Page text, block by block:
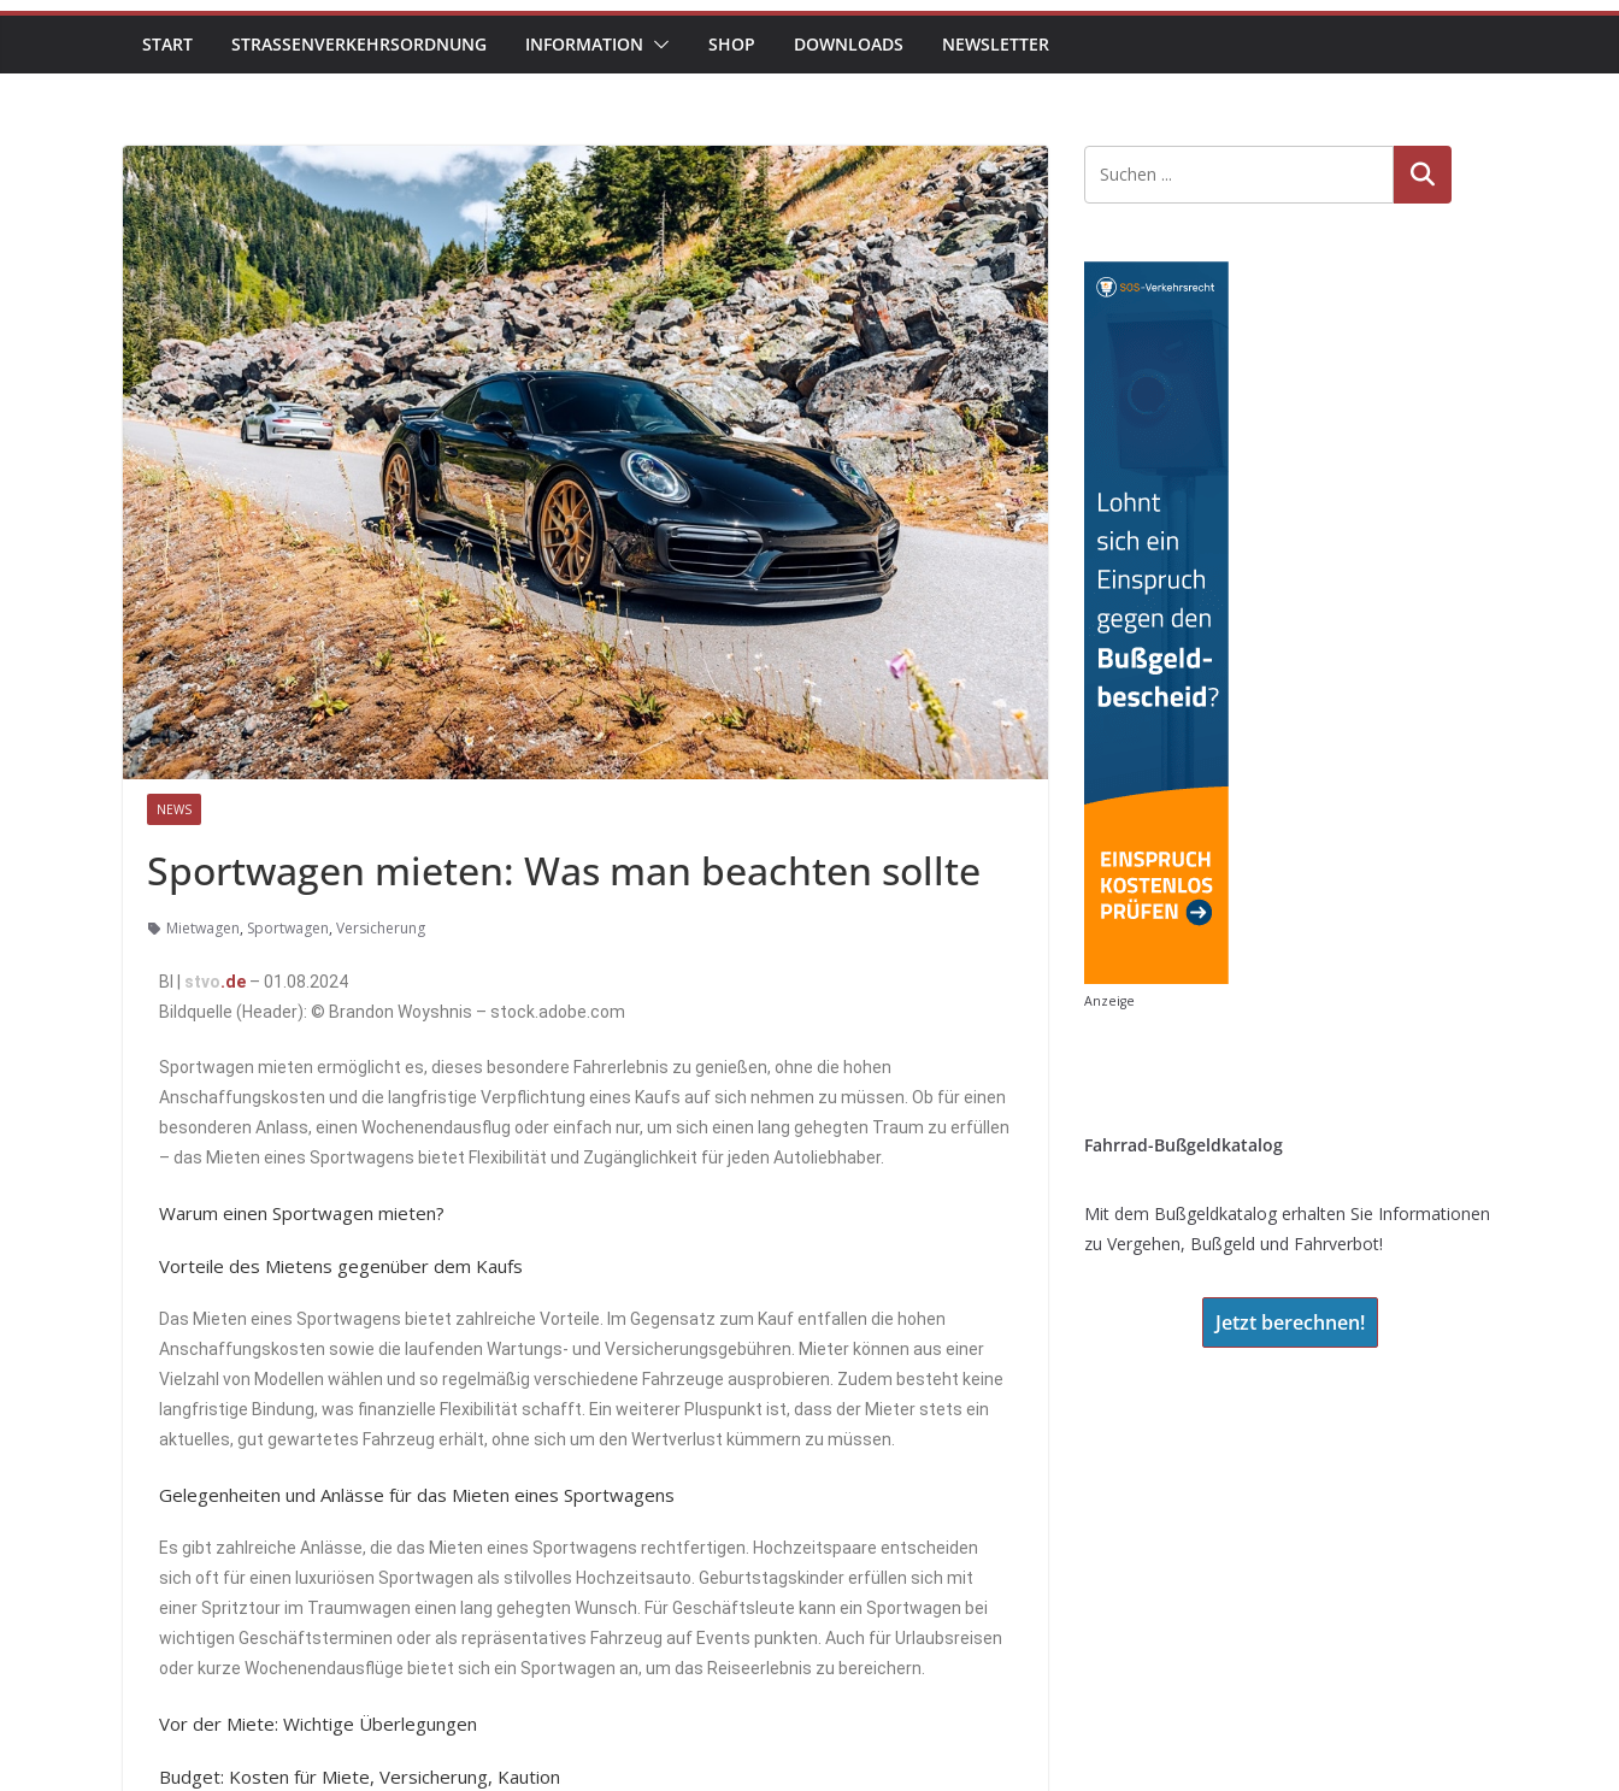
START STRASSENVERKEHRSORDNUNG INFORMATION SHOP DOWNLOADS NEWSLETTER
NEWS
Sportwagen mieten: Was man beachten sollte
Mietwagen, Sportwagen, Versicherung
BI | stvo.de – 01.08.2024
Bildquelle (Header): © Brandon Woyshnis – stock.adobe.com
Sportwagen mieten ermöglicht es, dieses besondere Fahrerlebnis zu genießen, ohne die hohen
Anschaffungskosten und die langfristige Verpflichtung eines Kaufs auf sich nehmen zu müssen. Ob für einen
besonderen Anlass, einen Wochenendausflug oder einfach nur, um sich einen lang gehegten Traum zu erfüllen
– das Mieten eines Sportwagens bietet Flexibilität und Zugänglichkeit für jeden Autoliebhaber.
Warum einen Sportwagen mieten?
Vorteile des Mietens gegenüber dem Kaufs
Das Mieten eines Sportwagens bietet zahlreiche Vorteile. Im Gegensatz zum Kauf entfallen die hohen
Anschaffungskosten sowie die laufenden Wartungs- und Versicherungsgebühren. Mieter können aus einer
Vielzahl von Modellen wählen und so regelmäßig verschiedene Fahrzeuge ausprobieren. Zudem besteht keine
langfristige Bindung, was finanzielle Flexibilität schafft. Ein weiterer Pluspunkt ist, dass der Mieter stets ein
aktuelles, gut gewartetes Fahrzeug erhält, ohne sich um den Wertverlust kümmern zu müssen.
Gelegenheiten und Anlässe für das Mieten eines Sportwagens
Es gibt zahlreiche Anlässe, die das Mieten eines Sportwagens rechtfertigen. Hochzeitspaare entscheiden
sich oft für einen luxuriösen Sportwagen als stilvolles Hochzeitsauto. Geburtstagskinder erfüllen sich mit
einer Spritztour im Traumwagen einen lang gehegten Wunsch. Für Geschäftsleute kann ein Sportwagen bei
wichtigen Geschäftsterminen oder als repräsentatives Fahrzeug auf Events punkten. Auch für Urlaubsreisen
oder kurze Wochenendausflüge bietet sich ein Sportwagen an, um das Reiseerlebnis zu bereichern.
Vor der Miete: Wichtige Überlegungen
Budget: Kosten für Miete, Versicherung, Kaution
Suche
Anzeige
Fahrrad-Bußgeldkatalog
Mit dem Bußgeldkatalog erhalten Sie Informationen
zu Vergehen, Bußgeld und Fahrverbot!
Jetzt berechnen!